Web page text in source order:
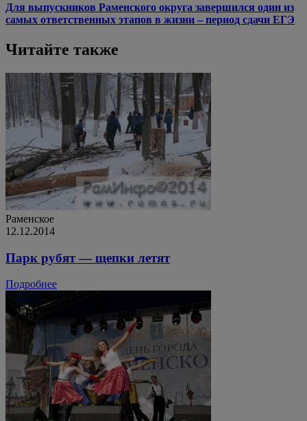
Для выпускников Раменского округа завершился один из
самых ответственных этапов в жизни – период сдачи ЕГЭ
Читайте также
Раменское
12.12.2014
Парк рубят — щепки летят
Подробнее